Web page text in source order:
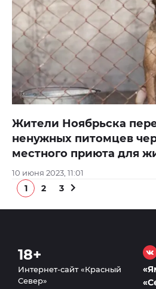
Жители Ноябрьска
ненужных питомцев
местного приюта для
10 июня 2023, 11:01
1 2 3
18+
Интернет-сайт «Красный
Север»